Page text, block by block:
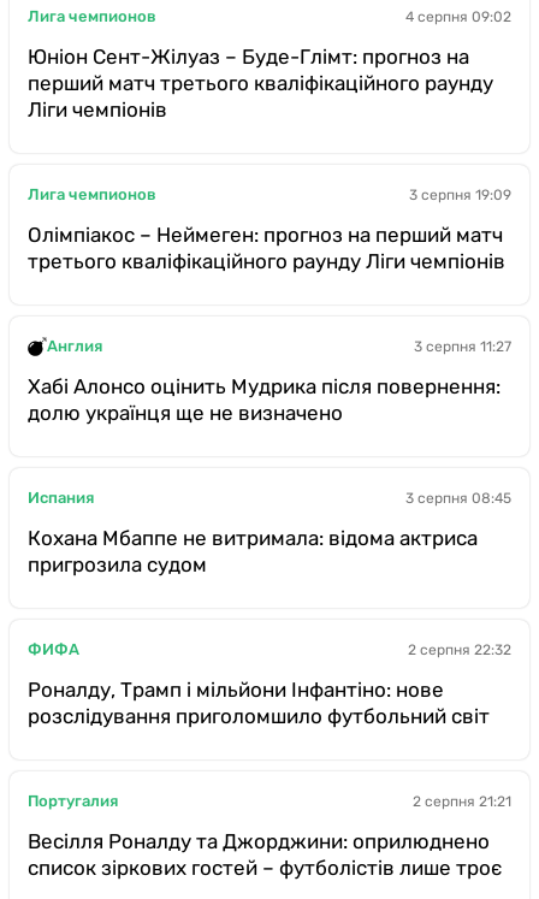
Лига чемпионов 4 серпня 09:02
Юніон Сент-Жілуаз – Буде-Глімт: прогноз на
перший матч третього кваліфікаційного раунду
Ліги чемпіонів
Лига чемпионов 3 серпня 19:09
Олімпіакос – Неймеген: прогноз на перший матч
третього кваліфікаційного раунду Ліги чемпіонів
Англия 3 серпня 11:27
Хабі Алонсо оцінить Мудрика після повернення:
долю українця ще не визначено
Испания 3 серпня 08:45
Кохана Мбаппе не витримала: відома актриса
пригрозила судом
ФИФА 2 серпня 22:32
Роналду, Трамп і мільйони Інфантіно: нове
розслідування приголомшило футбольний світ
Португалия 2 серпня 21:21
Весілля Роналду та Джорджини: оприлюднено
список зіркових гостей – футболістів лише троє